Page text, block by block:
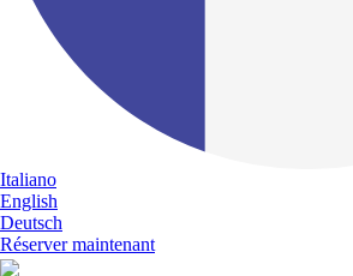
Italiano
English
Deutsch
Réserver maintenant